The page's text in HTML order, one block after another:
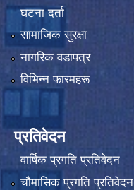
घटना दर्ता
सामाजिक सुरक्षा
नागरिक वडापत्र
विभिन्न फारमहरू
प्रतिवेदन
वार्षिक प्रगति प्रतिवेदन
चौमासिक प्रगति प्रतिवेदन